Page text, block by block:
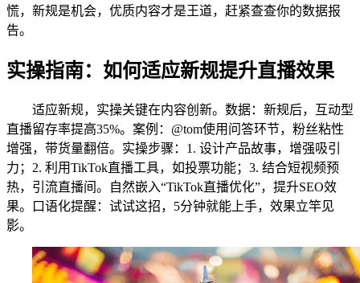
慌，新规是机会，优质内容才是王道，赶紧查查你的数据报
告。
实操指南：如何适应新规提升直播效果
适应新规，实操关键在内容创新。数据：新规后，互动型
直播留存率提高35%。案例：@tom使用问答环节，粉丝粘性
增强，带货量翻倍。实操步骤：1. 设计产品故事，增强吸引
力；2. 利用TikTok直播工具，如投票功能；3. 结合短视频预
热，引流直播间。自然嵌入“TikTok直播优化”，提升SEO效
果。口语化提醒：试试这招，5分钟就能上手，效果立竿见
影。